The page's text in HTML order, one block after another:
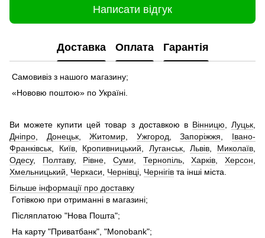
Написати відгук
Доставка Оплата Гарантія
Самовивіз з нашого магазину;
«Нововю поштою» по Україні.
Ви можете купити цей товар з доставкою в Вінницю ,Луцьк
Дніпро
Донецьк,Житомир Ужгород ,Запоріжжя
Івано-
Франківськ
Київ, Кропивницький Луганськ,Львів Миколаїв
Одесу, Полтаву, Рівне ,Суми Тернопіль,Харків ,Херсон
Хмельницький
Черкаси Чернівці Чернігів та інші міста.
Більше інформації про доставку
Готівкою при отриманні в магазині;
Післяплатою "Нова Пошта";
На карту "Приватбанк", "Monobank";